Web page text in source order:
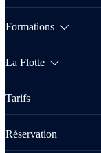
Formations
La Flotte
Tarifs
Réservation